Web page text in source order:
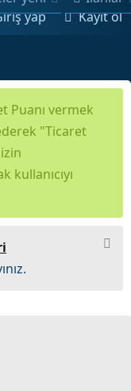
yap Kayıt ol
Puanı vermek
"Ticaret